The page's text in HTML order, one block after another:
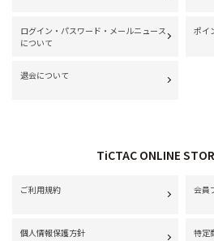
ログイン・パスワード・メールニュース
について
ポイ
退会について
TiCTAC ONLINE
ご利用規約 会員
個人情報保護方針 特定